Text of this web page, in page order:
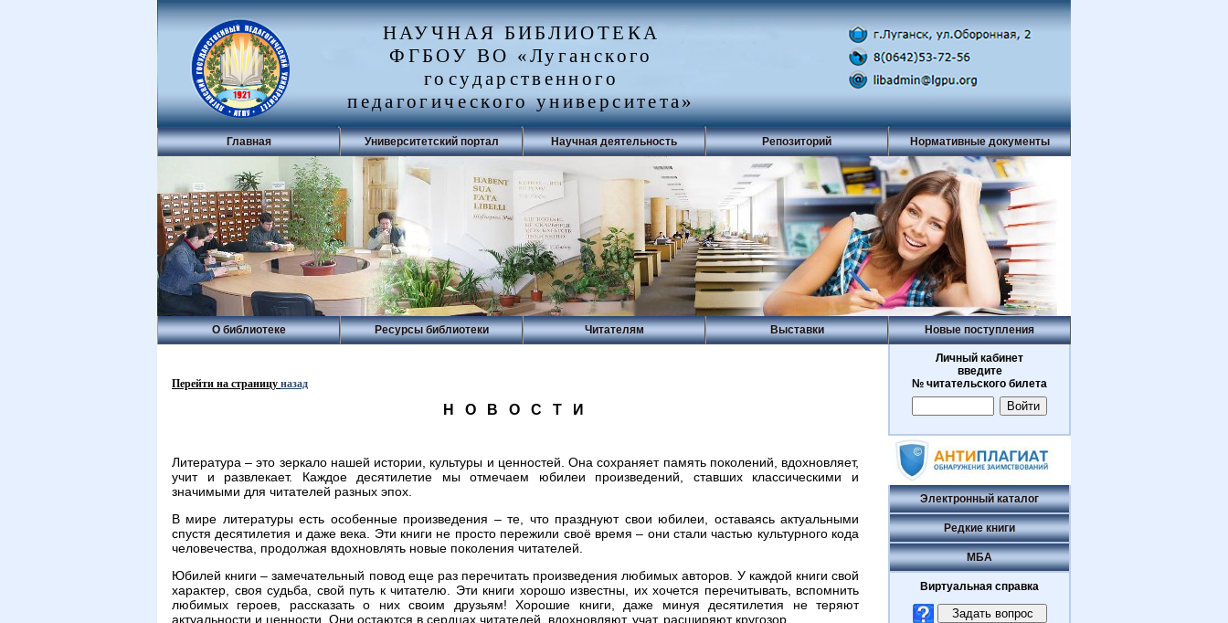
НАУЧНАЯ БИБЛИОТЕКА
ФГБОУ ВО «Луганского
государственного
педагогического университета»
Главная Университетский портал Научная деятельность Репозиторий Нормативные документы
О библиотеке Ресурсы библиотеки Читателям Выставки Новые поступления
Перейти на страницу назад
Н О В О С Т И
Литература – это зеркало нашей истории, культуры и ценностей. Она сохраняет память поколений, вдохновляет,
учит и развлекает. Каждое десятилетие мы отмечаем юбилеи произведений, ставших классическими и
значимыми для читателей разных эпох.
В мире литературы есть особенные произведения – те, что празднуют свои юбилеи, оставаясь актуальными
спустя десятилетия и даже века. Эти книги не просто пережили своё время – они стали частью культурного кода
человечества, продолжая вдохновлять новые поколения читателей.
Юбилей книги – замечательный повод еще раз перечитать произведения любимых авторов. У каждой книги свой
характер, своя судьба, свой путь к читателю. Эти книги хорошо известны, их хочется перечитывать, вспомнить
любимых героев, рассказать о них своим друзьям! Хорошие книги, даже минуя десятилетия не теряют
актуальности и ценности. Они остаются в сердцах читателей, вдохновляют, учат, расширяют кругозор.
Личный кабинет
введите
№ читательского билета
Электронный каталог
Редкие книги
МБА
Виртуальная справка